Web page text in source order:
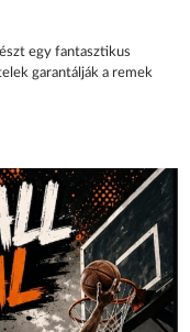
egy fantasztikus
garantálják a remek